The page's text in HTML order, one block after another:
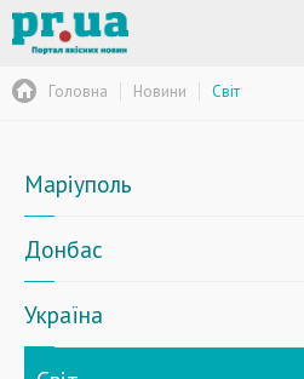
Головна Новини Світ
Маріуполь
Донбас
Україна